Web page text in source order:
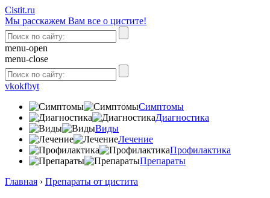
Сistit.ru
Мы расскажем Вам все о цистите!
menu-open
menu-close
vkokfbyt
Симптомы
Диагностика
Виды
Лечение
Профилактика
Препараты
Главная › Препараты от цистита